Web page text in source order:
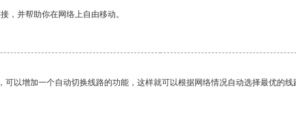
，并帮助你在网络上自由移动。
以增加一个自动切换线路的功能，这样就可以根据网络情况自动选择最优的线